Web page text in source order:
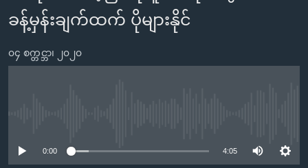
အကြောင်းအရာ
ကျော်
ကြည့်
တရုတ်
အစ္စရေး-ပါလက်စတိုင်း
ရပ်ဝန်းတခု လမ်းတခု အလွန်
အင်္ဂလိပ်စာလေ့လာမယ်
အမေရိကန်သုံးအီဒီယံ
အပတ်စဉ်ကဏ္ဍများ
ခန့်မှန်းချက်ထက် ပိုများနိုင်
၀၄ စက္တင္ဘာ၊ ၂၀၂၀
0:00 4:05